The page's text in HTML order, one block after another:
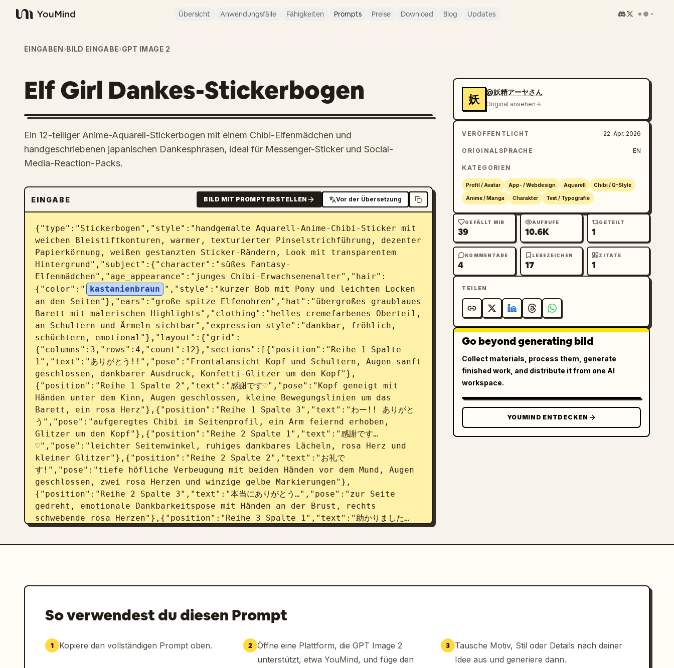
YouMind
Übersicht Anwendungsfälle Fähigkeiten Prompts Preise Download Blog Updates
EINGABEN›BILD EINGABE›GPT IMAGE 2
Elf Girl Dankes-Stickerbogen
Ein 12-teiliger Anime-Aquarell-Stickerbogen mit einem Chibi-Elfenmädchen und
handgeschriebenen japanischen Dankesphrasen, ideal für Messenger-Sticker und Social-
Media-Reaction-Packs.
EINGABE BILD MIT PROMPT ERSTELLEN Vor der Übersetzung
{"type":"Stickerbogen","style":"handgemalte Aquarell-Anime-Chibi-Sticker mit
weichen Bleistiftkonturen, warmer, texturierter Pinselstrichführung, dezenter
Papierkörnung, weißen gestanzten Sticker-Rändern, Look mit transparentem
Hintergrund","subject":{"character":"süßes Fantasy-
Elfenmädchen","age_appearance":"junges Chibi-Erwachsenenalter","hair":
{"color":"
kastanienbraun
","style":"kurzer Bob mit Pony und leichten Locken
an den Seiten"},"ears":"große spitze Elfenohren","hat":"übergroßes graublaues
Barett mit malerischen Highlights","clothing":"helles cremefarbenes Oberteil,
an Schultern und Ärmeln sichtbar","expression_style":"dankbar, fröhlich,
schüchtern, emotional"},"layout":{"grid":
{"columns":3,"rows":4,"count":12},"sections":[{"position":"Reihe 1 Spalte
1","text":"ありがとう!!","pose":"Frontalansicht Kopf und Schultern, Augen sanft
geschlossen, dankbarer Ausdruck, Konfetti-Glitzer um den Kopf"},
{"position":"Reihe 1 Spalte 2","text":"感謝です♡","pose":"Kopf geneigt mit
Händen unter dem Kinn, Augen geschlossen, kleine Bewegungslinien um das
Barett, ein rosa Herz"},{"position":"Reihe 1 Spalte 3","text":"わー!! ありがと
う","pose":"aufgeregtes Chibi im Seitenprofil, ein Arm feiernd erhoben,
Glitzer um den Kopf"},{"position":"Reihe 2 Spalte 1","text":"感謝です…
♡","pose":"leichter Seitenwinkel, ruhiges dankbares Lächeln, rosa Herz und
kleiner Glitzer"},{"position":"Reihe 2 Spalte 2","text":"お礼で
す!","pose":"tiefe höfliche Verbeugung mit beiden Händen vor dem Mund, Augen
geschlossen, zwei rosa Herzen und winzige gelbe Markierungen"},
{"position":"Reihe 2 Spalte 3","text":"本当にありがとう…","pose":"zur Seite
gedreht, emotionale Dankbarkeitspose mit Händen an der Brust, rechts
schwebende rosa Herzen"},{"position":"Reihe 3 Spalte 1","text":"助かりました…
♡","pose":"kleine schüchterne Dankbarkeitspose, frontal mit sanftem Ausdruck,
ein rosa Herz und Glitzer"},{"position":"Reihe 3 Spalte 2","text":"大感謝で
der Stirn, sanftes Lächeln"},{"position":"Reihe 4 Spalte 2","text":"マジ感謝で
す!","pose":"zentrierte, fröhlich dankbare Pose mit angehobenen Wangen,
umgeben von rosa Herzen und Glitzer"},{"position":"Reihe 4 Spalte
3","text":"天涙烏立","pose":"schläfrige oder tief verbeugte Pose mit
geschlossenen Augen und gesenktem Kopf, kleine Bewegungslinie am
妖
@妖精アーヤさん
Original ansehen
VERÖFFENTLICHT 22. Apr. 2026
ORIGINALSPRACHE EN
KATEGORIEN
Profil / Avatar App- / Webdesign Aquarell Chibi / Q-Style
Anime / Manga Charakter Text / Typografie
GEFÄLLT MIR
39
AUFRUFE
10.6K
GETEILT
1
KOMMENTARE
4
LESEZEICHEN
17
ZITATE
1
TEILEN
Go beyond generating bild
Collect materials, process them, generate
finished work, and distribute it from one AI
workspace.
YOUMIND ENTDECKEN
So verwendest du diesen Prompt
1 Kopiere den vollständigen Prompt oben. 2 Öffne eine Plattform, die GPT Image 2
unterstützt, etwa YouMind, und füge den
3
Tausche Motiv, Stil oder Details nach deiner
Idee aus und generiere dann.